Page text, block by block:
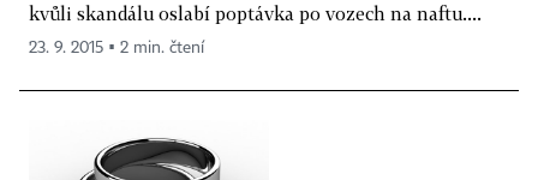
kvůli skandálu oslabí poptávka po vozech na naftu....
23. 9. 2015 ▪ 2 min. čtení